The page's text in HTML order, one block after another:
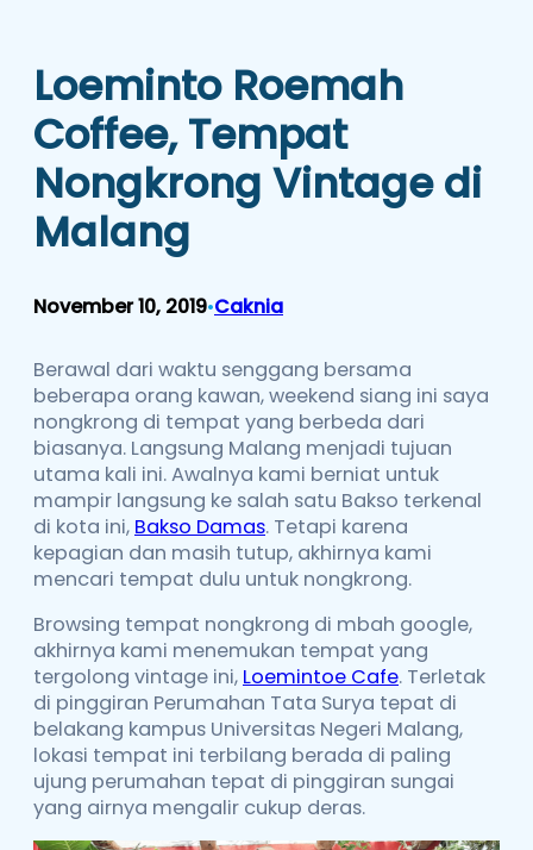
Loeminto Roemah
Coffee, Tempat
Nongkrong Vintage di
Malang
November 10, 2019•Caknia
Berawal dari waktu senggang bersama
beberapa orang kawan, weekend siang ini saya
nongkrong di tempat yang berbeda dari
biasanya. Langsung Malang menjadi tujuan
utama kali ini. Awalnya kami berniat untuk
mampir langsung ke salah satu Bakso terkenal
di kota ini, Bakso Damas. Tetapi karena
kepagian dan masih tutup, akhirnya kami
mencari tempat dulu untuk nongkrong.
Browsing tempat nongkrong di mbah google,
akhirnya kami menemukan tempat yang
tergolong vintage ini, Loemintoe Cafe. Terletak
di pinggiran Perumahan Tata Surya tepat di
belakang kampus Universitas Negeri Malang,
lokasi tempat ini terbilang berada di paling
ujung perumahan tepat di pinggiran sungai
yang airnya mengalir cukup deras.